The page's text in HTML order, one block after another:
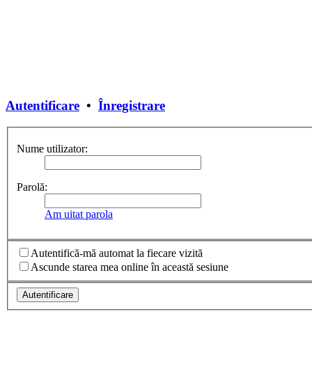
Autentificare • Înregistrare
Nume utilizator:
Parolă:
Am uitat parola
Autentifică-mă automat la fiecare vizită
Ascunde starea mea online în această sesiune